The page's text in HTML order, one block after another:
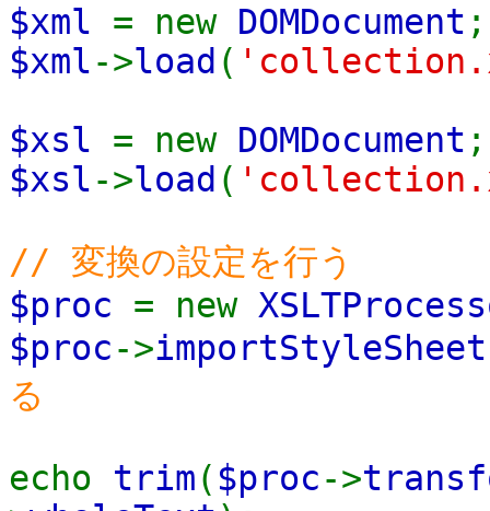
$xml = new DOMDocument ;
$xml->load (
$xsl = new DOMDocument ;
$xsl->load (
// 変換の設定を行う
$proc = new
$proc->importStyleSheet
る
echo trim( $proc->